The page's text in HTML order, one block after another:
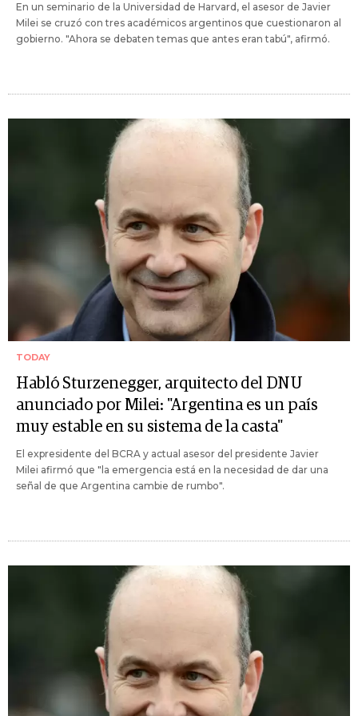
En un seminario de la Universidad de Harvard, el asesor de Javier
Milei se cruzó con tres académicos argentinos que cuestionaron al
gobierno. "Ahora se debaten temas que antes eran tabú", afirmó.
TODAY
Habló Sturzenegger, arquitecto del DNU
anunciado por Milei: "Argentina es un país
muy estable en su sistema de la casta"
El expresidente del BCRA y actual asesor del presidente Javier
Milei afirmó que "la emergencia está en la necesidad de dar una
señal de que Argentina cambie de rumbo".